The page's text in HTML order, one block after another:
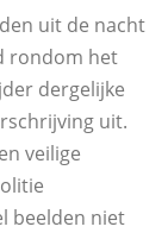
uit de nacht
rondom het
dergelijke
uit.
veilige
beelden niet